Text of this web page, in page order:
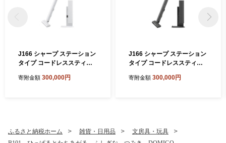
J166 シャープ ステーション
タイプ コードレススティッ
ト系)【シャープ 電化製品 家
生活 正規品 大阪府 八尾市 返
寄附金額 300,000円
J166 シャープ ステーション
タイプ コードレススティッ
系)【シャープ 電化製品 家電
活 正規品 大阪府 八尾市 返礼
寄附金額 300,000円
ふるさと納税ホーム 雑貨・日用品
文房具・玩具